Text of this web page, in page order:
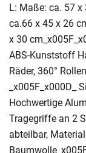
L: Maße: ca. 57 x
ca.66 x 45 x 26
x 30
ABS-Kunststoff
Räder, 360°
_x005F_x000D_
Hochwertige
Tragegriffe an 2
abteilbar,